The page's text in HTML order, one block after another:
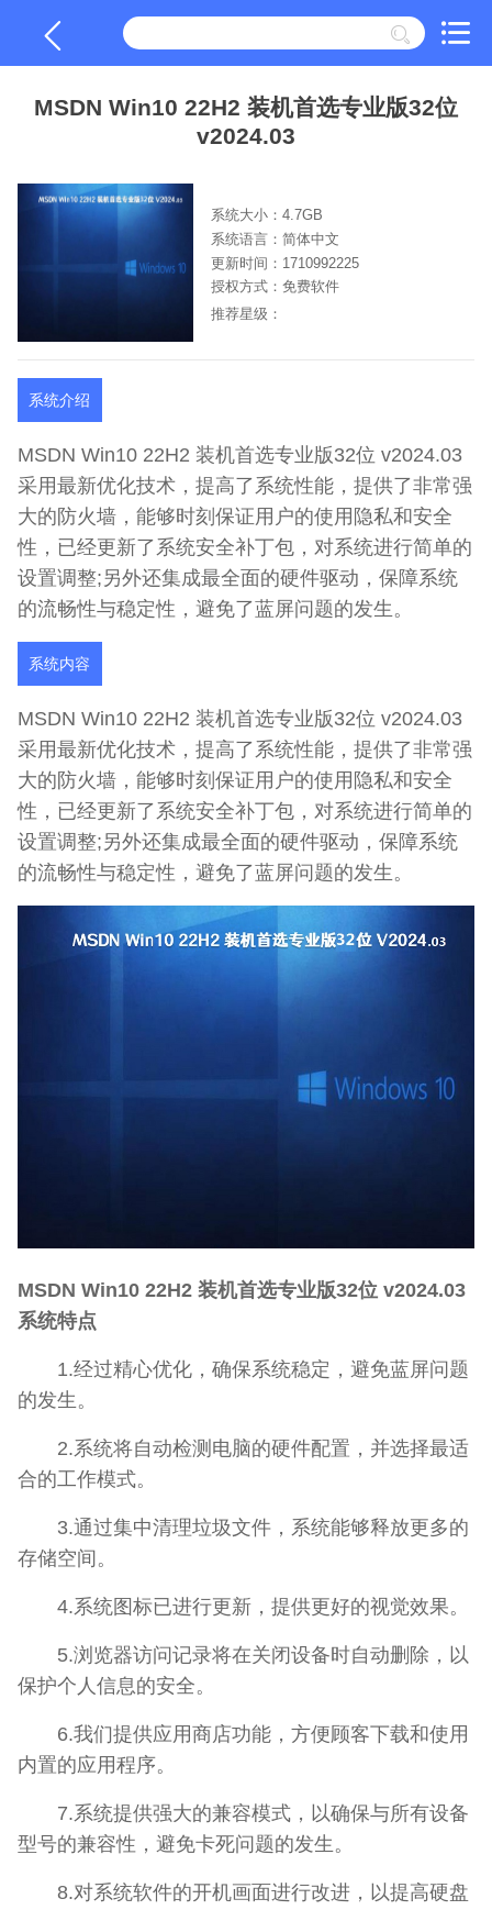
MSDN Win10 22H2 装机首选专业版32位
v2024.03
系统大小：4.7GB
系统语言：简体中文
更新时间：1710992225
授权方式：免费软件
推荐星级：
系统介绍
MSDN Win10 22H2 装机首选专业版32位 v2024.03
采用最新优化技术，提高了系统性能，提供了非常强
大的防火墙，能够时刻保证用户的使用隐私和安全
性，已经更新了系统安全补丁包，对系统进行简单的
设置调整;另外还集成最全面的硬件驱动，保障系统
的流畅性与稳定性，避免了蓝屏问题的发生。
系统内容
MSDN Win10 22H2 装机首选专业版32位 v2024.03
采用最新优化技术，提高了系统性能，提供了非常强
大的防火墙，能够时刻保证用户的使用隐私和安全
性，已经更新了系统安全补丁包，对系统进行简单的
设置调整;另外还集成最全面的硬件驱动，保障系统
的流畅性与稳定性，避免了蓝屏问题的发生。
MSDN Win10 22H2 装机首选专业版32位 v2024.03
系统特点
1.经过精心优化，确保系统稳定，避免蓝屏问题
的发生。
2.系统将自动检测电脑的硬件配置，并选择最适
合的工作模式。
3.通过集中清理垃圾文件，系统能够释放更多的
存储空间。
4.系统图标已进行更新，提供更好的视觉效果。
5.浏览器访问记录将在关闭设备时自动删除，以
保护个人信息的安全。
6.我们提供应用商店功能，方便顾客下载和使用
内置的应用程序。
7.系统提供强大的兼容模式，以确保与所有设备
型号的兼容性，避免卡死问题的发生。
8.对系统软件的开机画面进行改进，以提高硬盘